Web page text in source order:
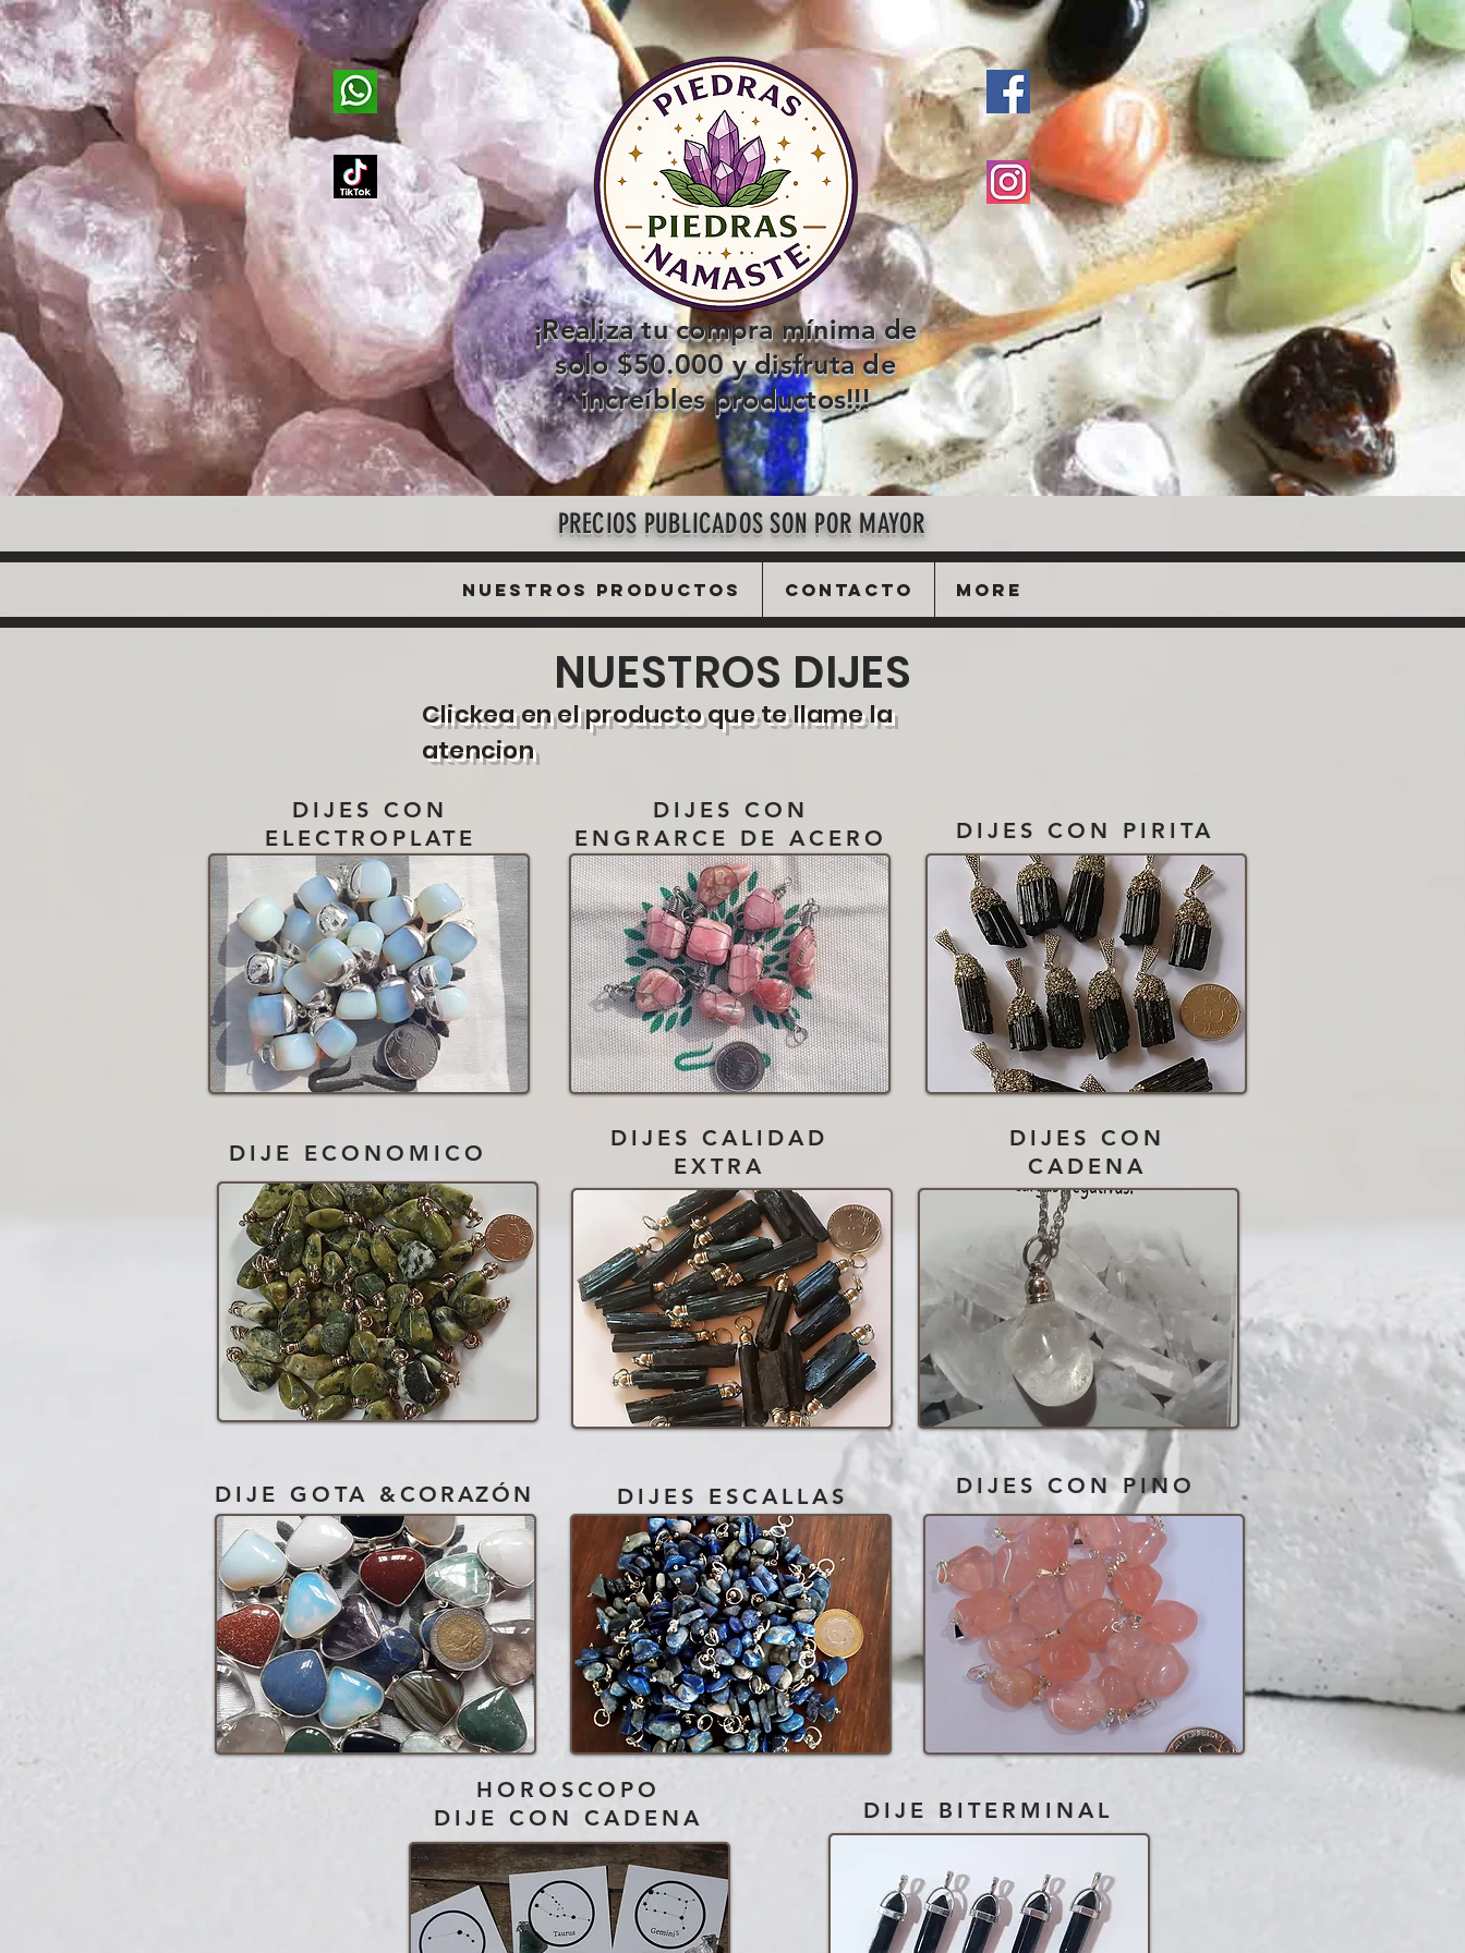
¡Realiza tu compra mínima de
solo $50.000 y disfruta de
increíbles productos!!!
PRECIOS PUBLICADOS SON POR MAYOR
Nuestros Productos Contacto More
NUESTROS DIJES
Clickea en el producto que te llame la
atencion
DIJES CON
ELECTROPLATE
DIJES CON
ENGRARCE DE ACERO
DIJES CON PIRITA
DIJE ECONOMICO
DIJES CALIDAD
EXTRA
DIJES CON
CADENA
DIJE GOTA &CORAZÓN DIJES ESCALLAS DIJES CON PINO
HOROSCOPO
DIJE CON CADENA
DIJE BITERMINAL